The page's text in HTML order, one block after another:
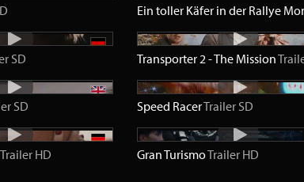
SD Transporter 2 - The Mission
SD Speed RacerTrailer SD
Trailer HD Gran TurismoTrailer HD